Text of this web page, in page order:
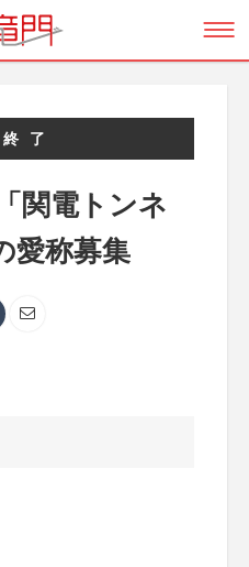
了
関電トンネ
愛称募集